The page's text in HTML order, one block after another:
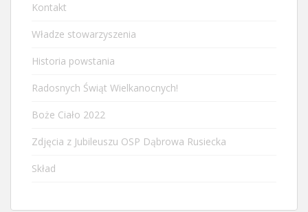
Kontakt
Władze stowarzyszenia
Historia powstania
Radosnych Świąt Wielkanocnych!
Boże Ciało 2022
Zdjęcia z Jubileuszu OSP Dąbrowa Rusiecka
Skład